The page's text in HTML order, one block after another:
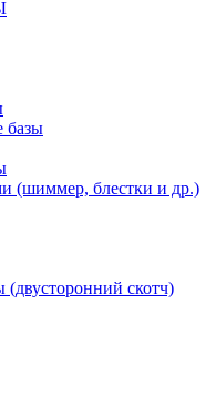
базы
(шиммер, блестки и др.)
скотч)